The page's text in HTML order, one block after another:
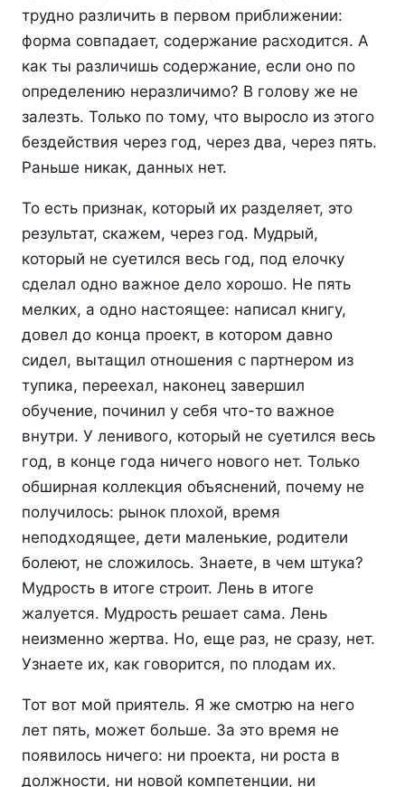
трудно различить в первом приближении:
форма совпадает, содержание расходится. А
как ты различишь содержание, если оно по
определению неразличимо? В голову же не
залезть. Только по тому, что выросло из этого
бездействия через год, через два, через пять.
Раньше никак, данных нет.
То есть признак, который их разделяет, это
результат, скажем, через год. Мудрый,
который не суетился весь год, под елочку
сделал одно важное дело хорошо. Не пять
мелких, а одно настоящее: написал книгу,
довел до конца проект, в котором давно
сидел, вытащил отношения с партнером из
тупика, переехал, наконец завершил
обучение, починил у себя что-то важное
внутри. У ленивого, который не суетился весь
год, в конце года ничего нового нет. Только
обширная коллекция объяснений, почему не
получилось: рынок плохой, время
неподходящее, дети маленькие, родители
болеют, не сложилось. Знаете, в чем штука?
Мудрость в итоге строит. Лень в итоге
жалуется. Мудрость решает сама. Лень
неизменно жертва. Но, еще раз, не сразу, нет.
Узнаете их, как говорится, по плодам их.
Тот вот мой приятель. Я же смотрю на него
лет пять, может больше. За это время не
появилось ничего: ни проекта, ни роста в
должности, ни новой компетенции, ни